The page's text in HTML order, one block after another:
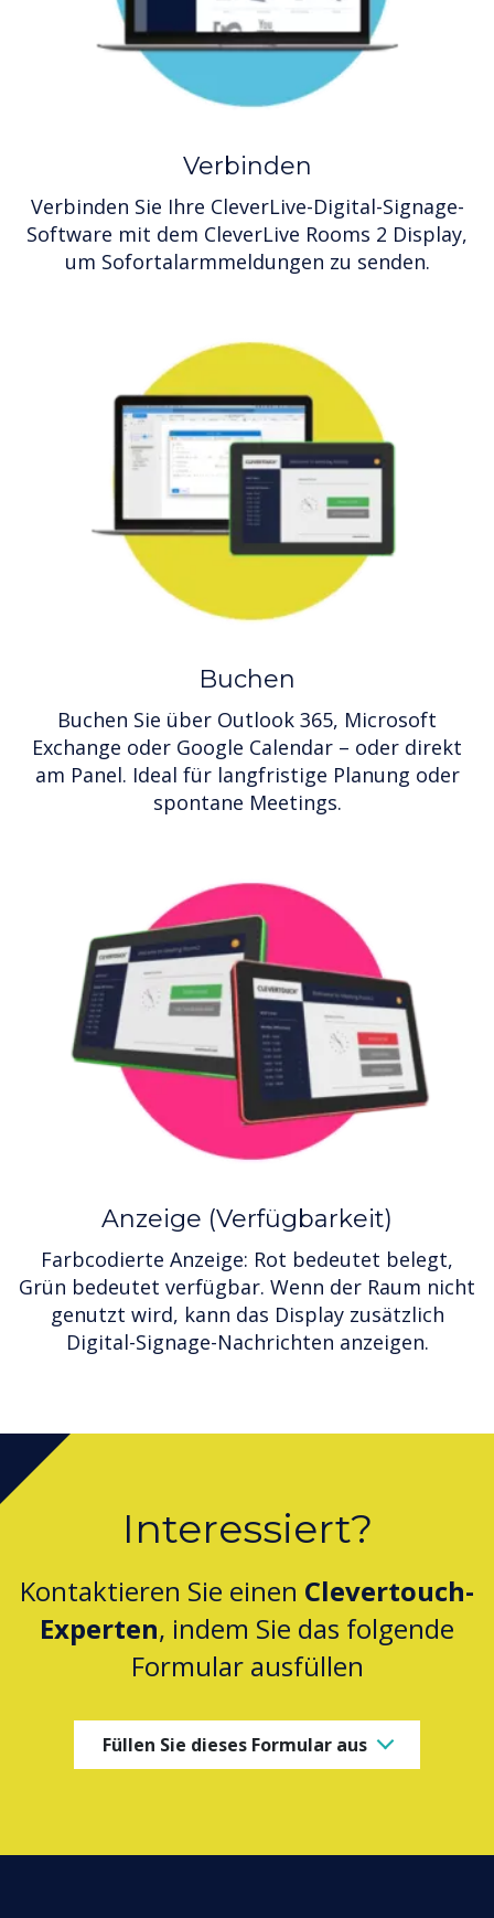
Verbinden
Verbinden Sie Ihre CleverLive-Digital-Signage-
Software mit dem CleverLive Rooms 2 Display,
um Sofortalarmmeldungen zu senden.
Buchen
Buchen Sie über Outlook 365, Microsoft
Exchange oder Google Calendar – oder direkt
am Panel. Ideal für langfristige Planung oder
spontane Meetings.
Anzeige (Verfügbarkeit)
Farbcodierte Anzeige: Rot bedeutet belegt,
Grün bedeutet verfügbar. Wenn der Raum nicht
genutzt wird, kann das Display zusätzlich
Digital-Signage-Nachrichten anzeigen.
Interessiert?
Kontaktieren Sie einen Clevertouch-
Experten, indem Sie das folgende
Formular ausfüllen
Füllen Sie dieses Formular aus